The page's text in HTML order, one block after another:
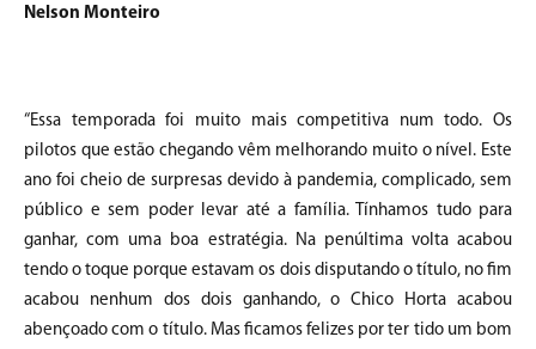
Nelson Monteiro
“Essa temporada foi muito mais competitiva num todo. Os
pilotos que estão chegando vêm melhorando muito o nível. Este
ano foi cheio de surpresas devido à pandemia, complicado, sem
público e sem poder levar até a família. Tínhamos tudo para
ganhar, com uma boa estratégia. Na penúltima volta acabou
tendo o toque porque estavam os dois disputando o título, no fim
acabou nenhum dos dois ganhando, o Chico Horta acabou
abençoado com o título. Mas ficamos felizes por ter tido um bom